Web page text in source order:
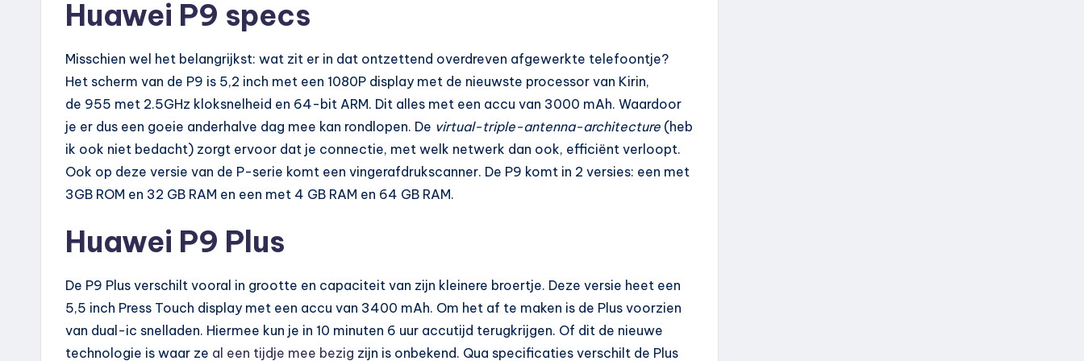
Huawei P9 specs
Misschien wel het belangrijkst: wat zit er in dat ontzettend overdreven afgewerkte telefoontje?
Het scherm van de P9 is 5,2 inch met een 1080P display met de nieuwste processor van Kirin,
de 955 met 2.5GHz kloksnelheid en 64-bit ARM. Dit alles met een accu van 3000 mAh. Waardoor
je er dus een goeie anderhalve dag mee kan rondlopen. De virtual-triple-antenna-architecture (heb
ik ook niet bedacht) zorgt ervoor dat je connectie, met welk netwerk dan ook, efficiënt verloopt.
Ook op deze versie van de P-serie komt een vingerafdrukscanner. De P9 komt in 2 versies: een met
3GB ROM en 32 GB RAM en een met 4 GB RAM en 64 GB RAM.
Huawei P9 Plus
De P9 Plus verschilt vooral in grootte en capaciteit van zijn kleinere broertje. Deze versie heet een
5,5 inch Press Touch display met een accu van 3400 mAh. Om het af te maken is de Plus voorzien
van dual-ic snelladen. Hiermee kun je in 10 minuten 6 uur accutijd terugkrijgen. Of dit de nieuwe
technologie is waar ze al een tijdje mee bezig zijn is onbekend. Qua specificaties verschilt de Plus